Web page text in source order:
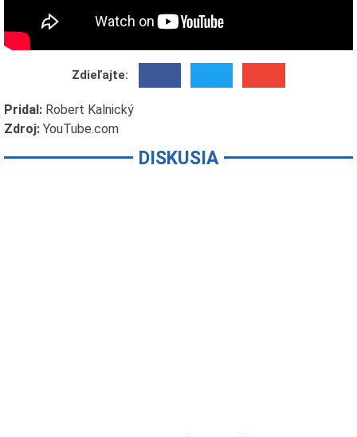
Zdieľajte:
Pridal: Robert Kalnický
Zdroj: YouTube.com
DISKUSIA